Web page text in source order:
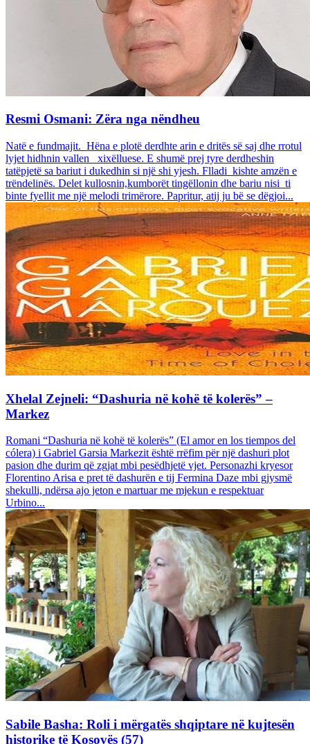
Resmi Osmani: Zëra nga nëndheu
Natë e fundmajit. Hëna e plotë derdhte arin e dritës së saj dhe rrotul
lyjet hidhnin vallen xixëlluese. E shumë prej tyre derdheshin
tatëpjetë sa bariut i dukedhin si një shi yjesh. Flladi kishte amzën e
trëndelinës. Delet kullosnin,kumborët tingëllonin dhe bariu nisi ti
binte fyellit me një melodi trimërore. Papritur, atij ju bë se dëgjoi...
Xhelal Zejneli: “Dashuria në kohë të kolerës” –
Markez
Romani “Dashuria në kohë të kolerës” (El amor en los tiempos del
cólera) i Gabriel Garsia Markezit është rrëfim për një dashuri plot
pasion dhe durim që zgjat mbi pesëdhjetë vjet. Personazhi kryesor
Florentino Arisa e pret të dashurën e tij Fermina Daze mbi gjysmë
shekulli, ndërsa ajo jeton e martuar me mjekun e respektuar
Urbino...
Sabile Basha: Roli i mërgatës shqiptare në kujtesën
historike të Kosovës (57)